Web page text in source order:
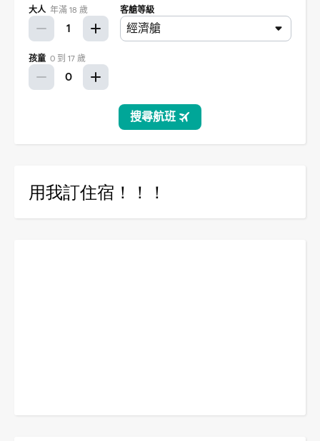
用我訂住宿！！！